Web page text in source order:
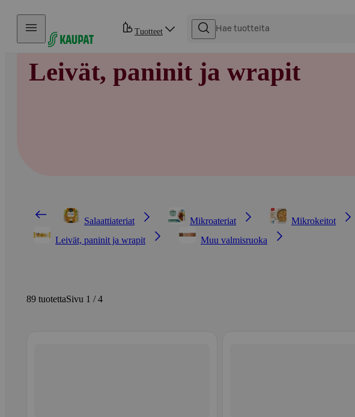
Hyppää sisältöön
Tuotteet
Leivät, paninit ja wrapit
Salaattiateriat Mikroateriat Mikrokeitot
Leivät, paninit ja wrapit
Muu valmisruoka
89 tuotettaSivu 1 / 4